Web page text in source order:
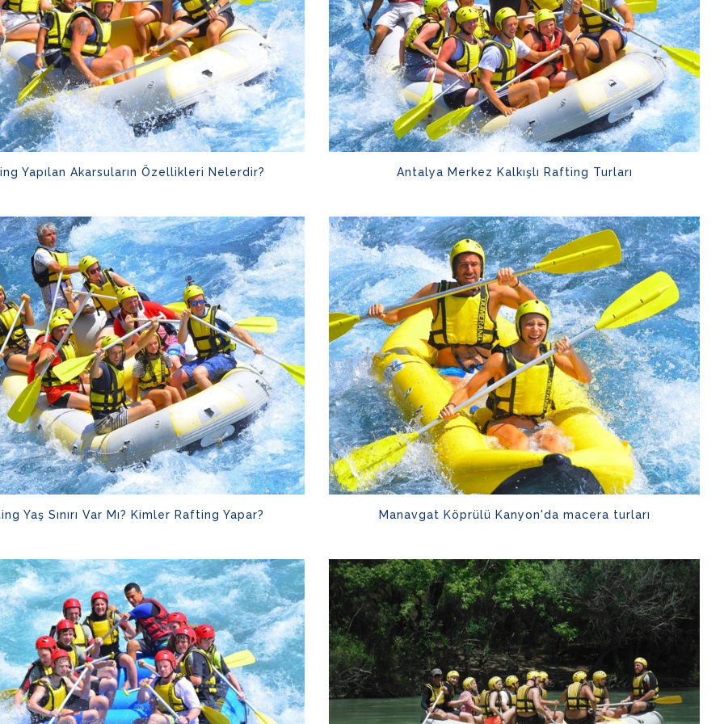
Yapılan Akarsuların Özellikleri Nelerdir? Antalya Merkez Kalkışlı Rafting Turları
Yaş Sınırı Var Mı? Kimler Rafting Yapar? Manavgat Köprülü Kanyon'da macera turları